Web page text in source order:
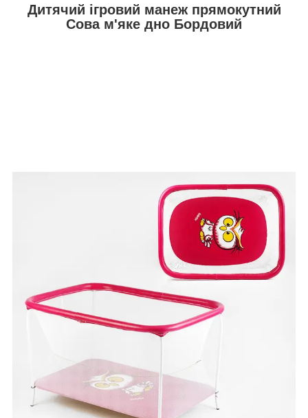
Дитячий ігровий манеж прямокутний
Сова м'яке дно Бордовий